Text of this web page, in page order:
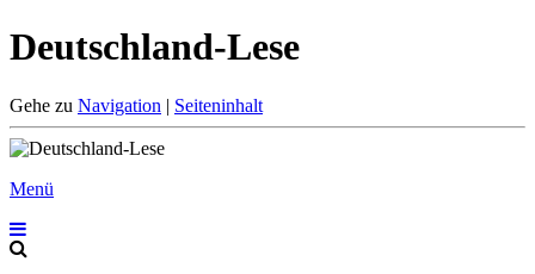
Deutschland-Lese
Gehe zu Navigation | Seiteninhalt
Menü